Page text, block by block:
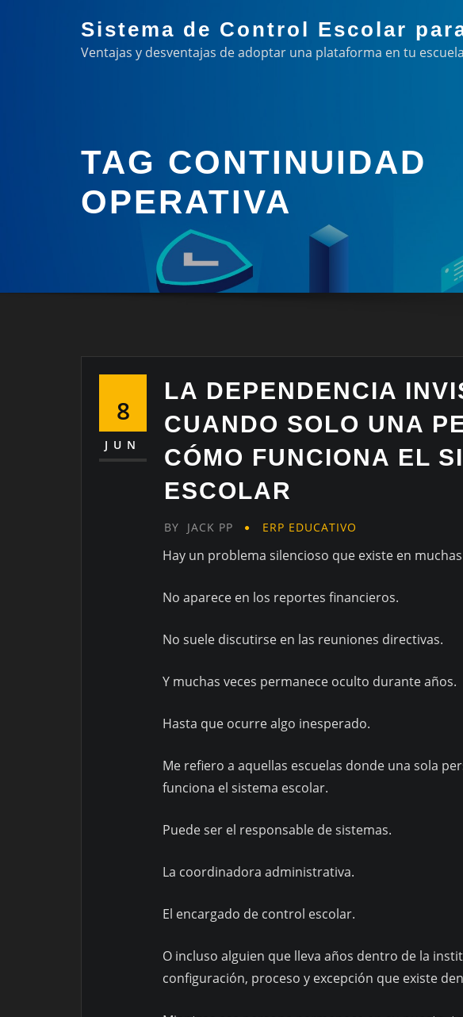
Sistema de Control Escolar
Ventajas y desventajas de adoptar una plataforma en tu escuela
TAG CONTINUIDAD
OPERATIVA
8
JUN
LA DEPENDENCIA
CUANDO SOLO UNA
CÓMO FUNCIONA EL
ESCOLAR
BY JACK PP ERP EDUCATIVO
Hay un problema silencioso que existe en
No aparece en los reportes financieros.
No suele discutirse en las reuniones directivas.
Y muchas veces permanece oculto durante años.
Hasta que ocurre algo inesperado.
Me refiero a aquellas escuelas donde una sola
funciona el sistema escolar.
Puede ser el responsable de sistemas.
La coordinadora administrativa.
El encargado de control escolar.
O incluso alguien que lleva años dentro de la
configuración, proceso y excepción que existe